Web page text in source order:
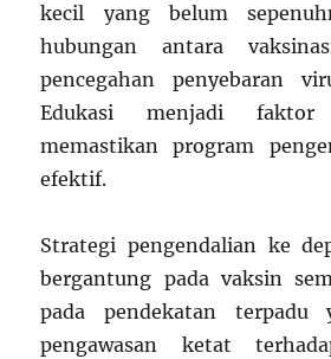
kecil yang belum
hubungan antara
pencegahan penyebaran
Edukasi menjadi
memastikan program
efektif.
Strategi pengendalian ke
bergantung pada vaksin
pada pendekatan terpadu
pengawasan ketat